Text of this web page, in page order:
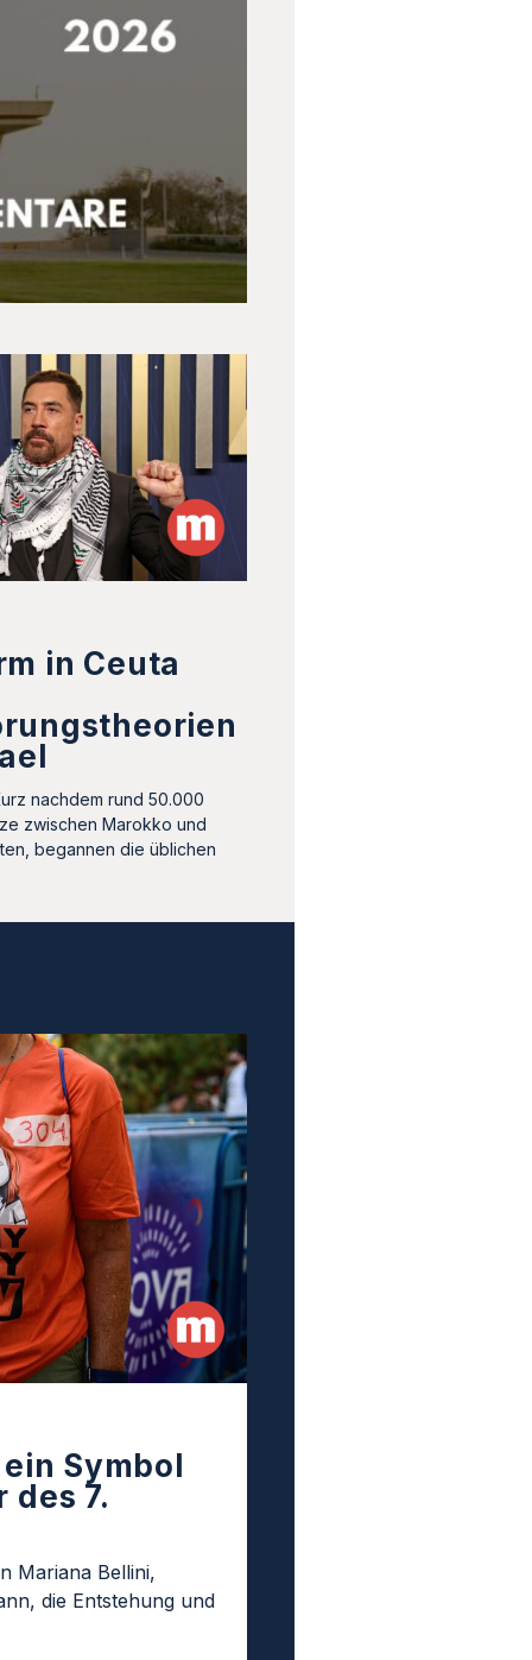
in Ceuta
nachdem rund 50.000
zwischen Marokko und
begannen die üblichen
Symbol
des 7.
Mariana Bellini,
die Entstehung und